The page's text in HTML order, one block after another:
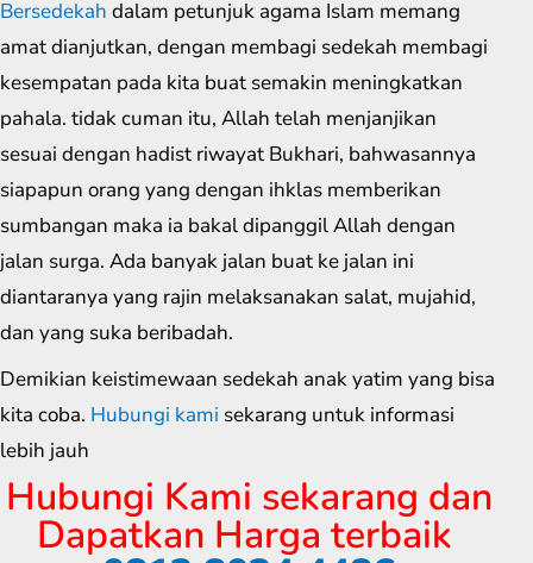
Bersedekah dalam petunjuk agama Islam memang
amat dianjutkan, dengan membagi sedekah membagi
kesempatan pada kita buat semakin meningkatkan
pahala. tidak cuman itu, Allah telah menjanjikan
sesuai dengan hadist riwayat Bukhari, bahwasannya
siapapun orang yang dengan ihklas memberikan
sumbangan maka ia bakal dipanggil Allah dengan
jalan surga. Ada banyak jalan buat ke jalan ini
diantaranya yang rajin melaksanakan salat, mujahid,
dan yang suka beribadah.
Demikian keistimewaan sedekah anak yatim yang bisa
kita coba. Hubungi kami sekarang untuk informasi
lebih jauh
Hubungi Kami sekarang dan
Dapatkan Harga terbaik